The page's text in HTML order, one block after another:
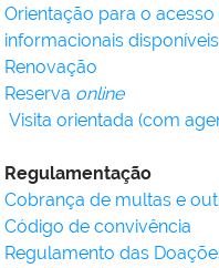
Orientação para o
informacionais disponíveis
Renovação
Reserva online
Visita orientada (com
Regulamentação
Cobrança de multas e
Código de convivência
Regulamento das